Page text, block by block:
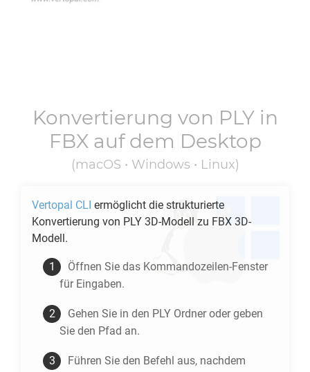
Konvertierung von PLYin
FBXauf dem Desktop
(macOS • Windows • Linux)
Vertopal CLI ermöglicht die strukturierte
Konvertierung von PLY 3D-Modell zu FBX 3D-
Modell.
Öffnen Sie das Kommandozeilen-Fenster
für Eingaben.
Gehen Sie in den PLY Ordner oder geben
Sie den Pfad an.
Führen Sie den Befehl aus, nachdem